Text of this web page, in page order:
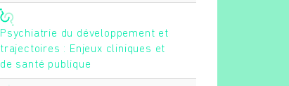
Psychiatrie du développement et
trajectoires : Enjeux cliniques et
de santé publique